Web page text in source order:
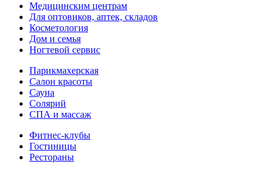
Медицинским центрам
Для оптовиков, аптек, складов
Косметология
Дом и семья
Ногтевой сервис
Парикмахерская
Салон красоты
Сауна
Солярий
СПА и массаж
Фитнес-клубы
Гостиницы
Рестораны